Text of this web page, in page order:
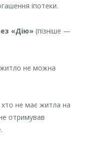
іпотеки.
«Дію»(пізніше —
не можна
не має житла на
отримував